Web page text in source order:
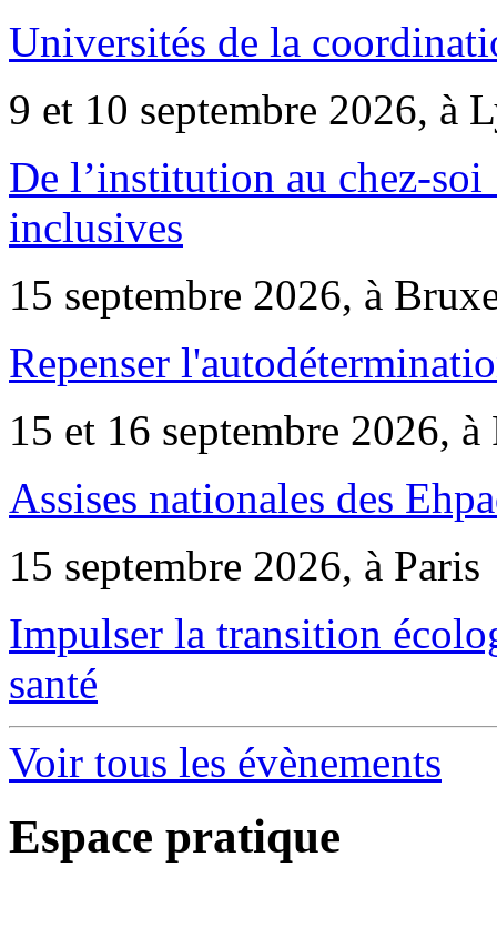
Universités de la
9 et 10 septembre 2026, à
De l’institution au chez-
inclusives
15 septembre 2026, à
Repenser
15 et 16 septembre 2026, à
Assises nationales des
15 septembre 2026, à Paris
Impulser la transition
santé
Voir tous les évènements
Espace pratique